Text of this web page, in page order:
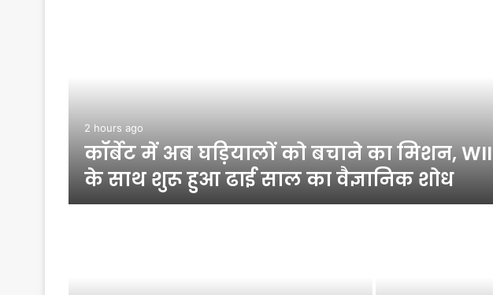
2 hours ago
कॉर्बेट में अब घड़ियालों को बचाने का मिशन, WII
के साथ शुरू हुआ ढाई साल का वैज्ञानिक शोध